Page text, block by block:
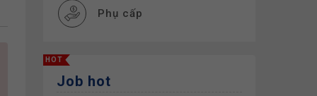
Phụ cấp
HOT
Job hot